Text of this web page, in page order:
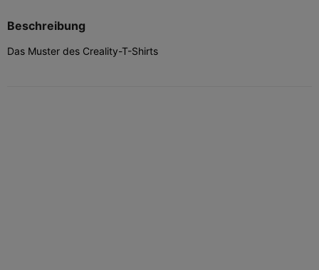
Beschreibung
Das Muster des Creality-T-Shirts